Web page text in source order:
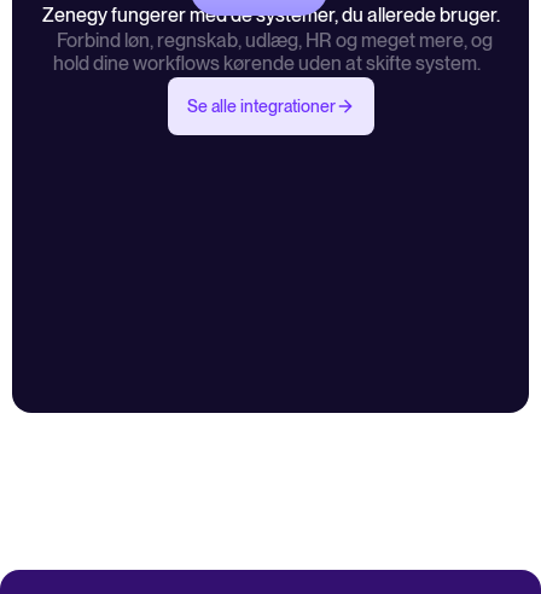
Zenegy fungerer med de systemer, du allerede bruger.
Forbind løn, regnskab, udlæg, HR og meget mere, og
hold dine workflows kørende uden at skifte system.
Se alle integrationer